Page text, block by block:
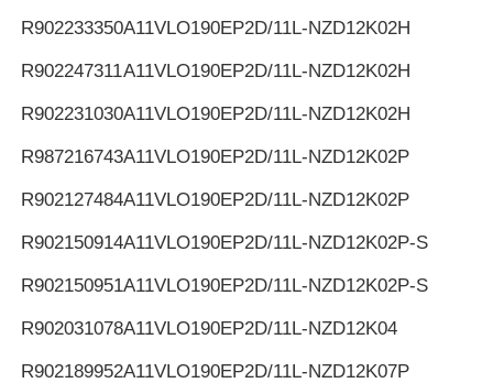
R902233350A11VLO190EP2D/11L-NZD12K02H
R902247311A11VLO190EP2D/11L-NZD12K02H
R902231030A11VLO190EP2D/11L-NZD12K02H
R987216743A11VLO190EP2D/11L-NZD12K02P
R902127484A11VLO190EP2D/11L-NZD12K02P
R902150914A11VLO190EP2D/11L-NZD12K02P-S
R902150951A11VLO190EP2D/11L-NZD12K02P-S
R902031078A11VLO190EP2D/11L-NZD12K04
R902189952A11VLO190EP2D/11L-NZD12K07P